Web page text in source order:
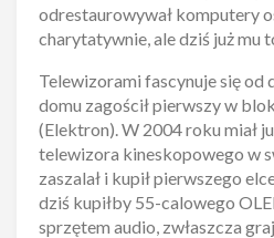
odrestaurowywał komputery
charytatywnie, ale dziś już mu
Telewizorami fascynuje się od
domu zagościł pierwszy w
(Elektron). W 2004 roku miał
telewizora kineskopowego w
zaszalał i kupił pierwszego
dziś kupiłby 55-calowego
sprzętem audio, zwłaszcza